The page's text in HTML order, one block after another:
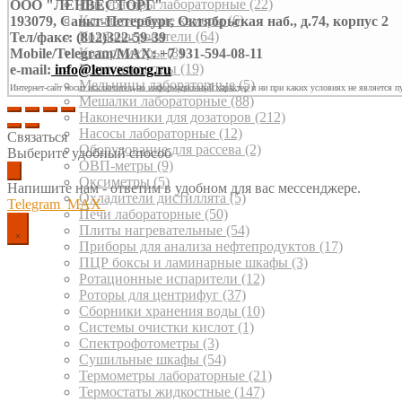
Инкубаторы лабораторные (22)
Климатические камеры(6)
Колбонагреватели (64)
Колориметры(8)
Кондуктометры (19)
Мельницы лабораторные(5)
Мешалки лабораторные(88)
Наконечники для дозаторов (212)
Насосы лабораторные (12)
Оборудование для рассева (2)
ОВП-метры (9)
Оксиметры (5)
Охладители дистиллята(5)
Печи лабораторные (50)
Плиты нагревательные (54)
Приборы для анализа нефтепродуктов (17)
ПЦР боксы и ламинарные шкафы (3)
Ротационные испарители (12)
Роторы для центрифуг (37)
Сборники хранения воды (10)
Системы очистки кислот (1)
Спектрофотометры (3)
Сушильные шкафы (54)
Термометры лабораторные (21)
Термостаты жидкостные (147)
ООО "ЛЕНВЕСТОРГ"
193079, Санкт-Петербург, Октябрьская наб., д.74, корпус 2
Тел/факс: (812)322-59-39
Mobile/Telegram/MAX: +7 931-594-08-11
e-mail: info@lenvestorg.ru
Интернет-сайт носит исключительно информационный характер и ни при каких условиях не является
Связаться
Выберите удобный способ
Напишите нам - ответим в удобном для вас мессенджере.
Telegram MAX